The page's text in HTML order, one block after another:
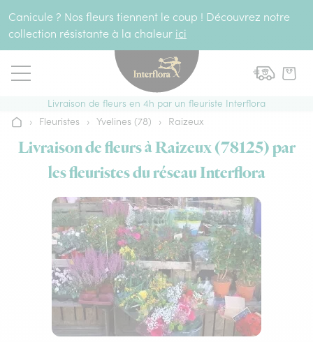
Canicule ? Nos fleurs tiennent le coup ! Découvrez notre
collection résistante à la chaleur ici
Livraison de fleurs en 4h par un fleuriste Interflora
Accueil
› Fleuristes › Yvelines (78) › Raizeux
Livraison de fleurs à Raizeux (78125) par
les fleuristes du réseau Interflora